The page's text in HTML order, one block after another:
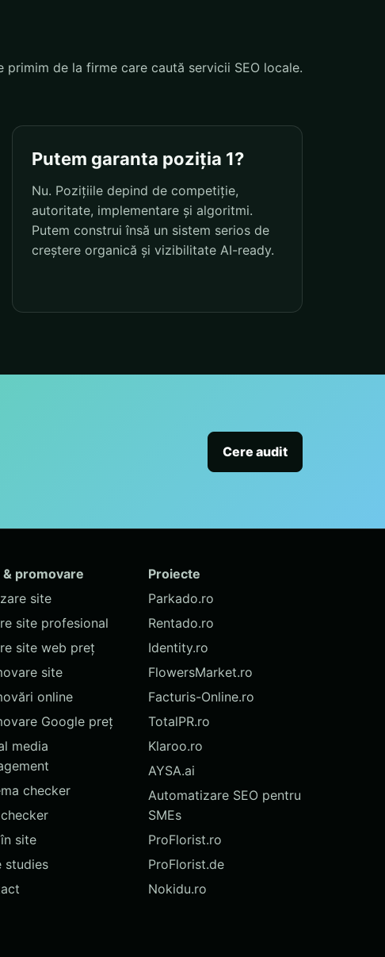
primim de la firme care caută servicii SEO locale.
Putem garanta poziția 1?
Nu. Pozițiile depind de competiție,
autoritate, implementare și algoritmi.
Putem construi însă un sistem serios de
creștere organică și vizibilitate AI-ready.
Cere audit
& promovare
site
site profesional
site web preț
site
online
Google preț
media
checker
site
studies
Proiecte
Parkado.ro
Rentado.ro
Identity.ro
FlowersMarket.ro
Facturis-Online.ro
TotalPR.ro
Klaroo.ro
AYSA.ai
Automatizare SEO pentru
SMEs
ProFlorist.ro
ProFlorist.de
Nokidu.ro